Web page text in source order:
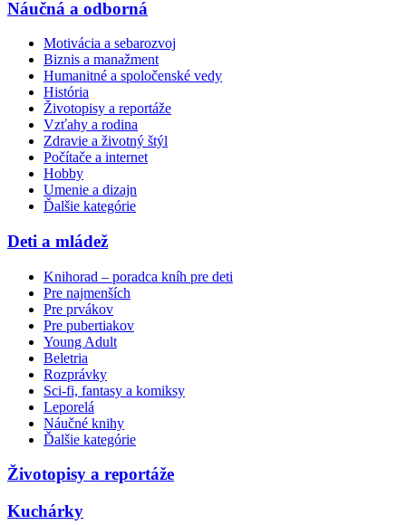
Náučná a odborná
Motivácia a sebarozvoj
Biznis a manažment
Humanitné a spoločenské vedy
História
Životopisy a reportáže
Vzťahy a rodina
Zdravie a životný štýl
Počítače a internet
Hobby
Umenie a dizajn
Ďalšie kategórie
Deti a mládež
Knihorad – poradca kníh pre deti
Pre najmenších
Pre prvákov
Pre pubertiakov
Young Adult
Beletria
Rozprávky
Sci-fi, fantasy a komiksy
Leporelá
Náučné knihy
Ďalšie kategórie
Životopisy a reportáže
Kuchárky